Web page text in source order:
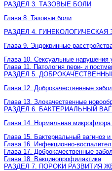
РАЗДЕЛ 3. ТАЗОВЫЕ БОЛИ
Глава 8. Тазовые боли
РАЗДЕЛ 4.
Глава 9. Эндокринные
Глава 10. Сексуальные
Глава 11. Патология пери- и
РАЗДЕЛ 5.
Глава 12. Доброкачественные
Глава 13. Злокачественные
РАЗДЕЛ 6. БАКТЕРИАЛЬНЫЙ
Глава 14. Нормальная
Глава 15. Бактериальный вагиноз
Глава 16. Инфекционно-
Глава 17. Доброкачественные
Глава 18. Вакцинопрофилактика
РАЗДЕЛ 7. ПОРОКИ РАЗВИТИЯ